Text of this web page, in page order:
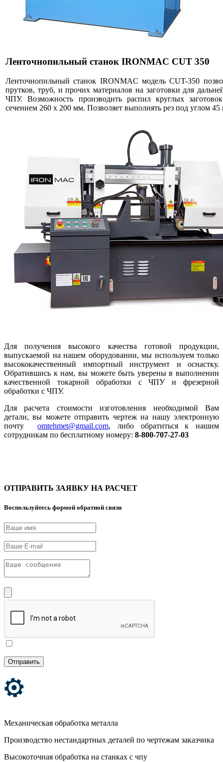
Ленточнопильный станок IRONMAC CUT 350
Ленточнопильный станок IRONMAC модель CUT-350
прутков, труб, и прочих материалов на заготовки для
ЧПУ. Возможность производить распил круглых
сечением 260 x 200 мм. Позволяет выполнять рез под углом 45
Для получения высокого качества готовой продукции,
выпускаемой на нашем оборудовании, мы используем только
высококачественный импортный инструмент и оснастку.
Обратившись к нам, вы можете быть уверены в выполнении
качественной токарной обработки с ЧПУ и фрезерной
обработки с ЧПУ.
Для расчета стоимости изготовления необходимой Вам
детали, вы можете отправить чертеж на нашу электронную
почтуomtehmet@gmail.com, либо обратиться к нашим
сотрудникам по бесплатному номеру: 8-800-707-27-03
ОТПРАВИТЬ ЗАЯВКУ НА РАСЧЕТ
Воспользуйтесь формой обратной связи
Отправить
Механическая обработка металла
Производство нестандартных деталей по чертежам заказчика
Высокоточная обработка на станках с чпу